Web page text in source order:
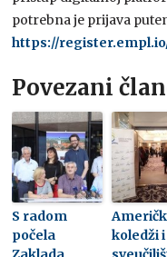
potrebna je prijava
https://
Povezani
S radom
počela
koledži i